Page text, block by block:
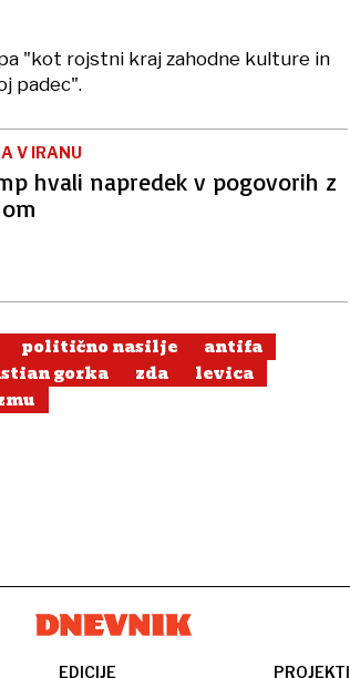
"kot rojstni kraj zahodne kulture in
padec".
V IRANU
hvali napredek v pogovorih z
politično nasilje
antifa
gorka zda
levica
EDICIJE PROJEKTI